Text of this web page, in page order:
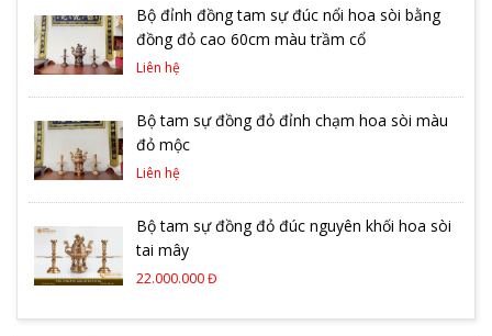
Bộ đỉnh đồng tam sự đúc nổi hoa sòi bằng
đồng đỏ cao 60cm màu trầm cổ
Liên hệ
Bộ tam sự đồng đỏ đỉnh chạm hoa sòi màu
đỏ mộc
Liên hệ
Bộ tam sự đồng đỏ đúc nguyên khối hoa sòi
tai mây
22.000.000 Đ